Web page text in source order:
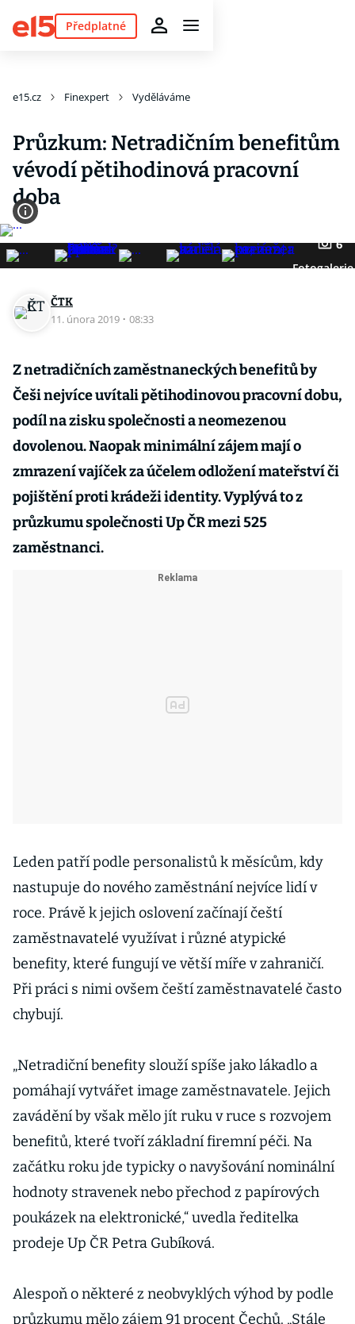
Předplatné
e15.cz Finexpert Vyděláváme
Průzkum: Netradičním benefitům
vévodí pětihodinová pracovní
doba
6
Fotogalerie
ČTK
11. února 2019 · 08:33
Z netradičních zaměstnaneckých benefitů by
Češi nejvíce uvítali pětihodinovou pracovní dobu,
podíl na zisku společnosti a neomezenou
dovolenou. Naopak minimální zájem mají o
zmrazení vajíček za účelem odložení mateřství či
pojištění proti krádeži identity. Vyplývá to z
průzkumu společnosti Up ČR mezi 525
zaměstnanci.
Leden patří podle personalistů k měsícům, kdy
nastupuje do nového zaměstnání nejvíce lidí v
roce. Právě k jejich oslovení začínají čeští
zaměstnavatelé využívat i různé atypické
benefity, které fungují ve větší míře v zahraničí.
Při práci s nimi ovšem čeští zaměstnavatelé často
chybují.
„Netradiční benefity slouží spíše jako lákadlo a
pomáhají vytvářet image zaměstnavatele. Jejich
zavádění by však mělo jít ruku v ruce s rozvojem
benefitů, které tvoří základní firemní péči. Na
začátku roku jde typicky o navyšování nominální
hodnoty stravenek nebo přechod z papírových
poukázek na elektronické,“ uvedla ředitelka
prodeje Up ČR Petra Gubíková.
Alespoň o některé z neobvyklých výhod by podle
průzkumu mělo zájem 91 procent Čechů. „Stále